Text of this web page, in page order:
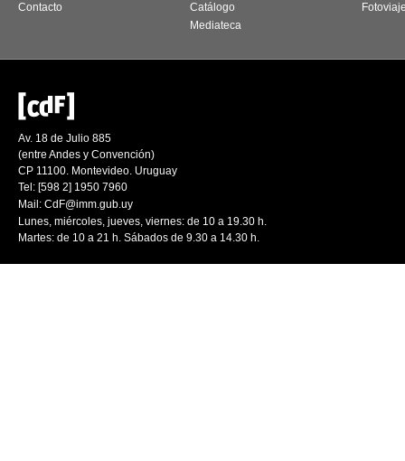
Contacto
Catálogo
Mediateca
Av. 18 de Julio 885
(entre Andes y Convención)
CP 11100. Montevideo. Uruguay
Tel: [598 2] 1950 7960
Mail: CdF@imm.gub.uy
Lunes, miércoles, jueves, viernes: de 10 a 19.30 h.
Martes: de 10 a 21 h. Sábados de 9.30 a 14.30 h.